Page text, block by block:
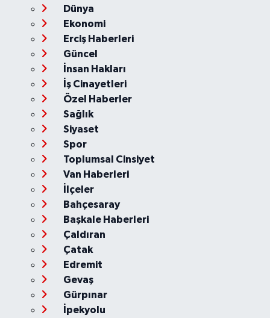
Dünya
Ekonomi
Erciş Haberleri
Güncel
İnsan Hakları
İş Cinayetleri
Özel Haberler
Sağlık
Siyaset
Spor
Toplumsal Cinsiyet
Van Haberleri
İlçeler
Bahçesaray
Başkale Haberleri
Çaldıran
Çatak
Edremit
Gevaş
Gürpınar
İpekyolu